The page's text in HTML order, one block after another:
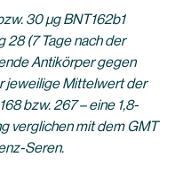
30 µg BNT162b1
28 (7 Tage nach der
Antikörper gegen
jeweilige Mittelwert der
bzw. 267 – eine 1,8-
verglichen mit dem GMT
Seren.